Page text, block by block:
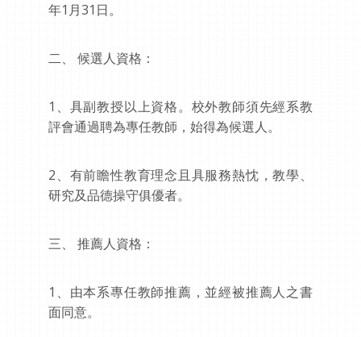
年1月31日。
二、 候選人資格：
1、具副教授以上資格。校外教師須先經系教
評會通過聘為專任教師，始得為候選人。
2、有前瞻性教育理念且具服務熱忱，教學、
研究及品德操守俱優者。
三、 推薦人資格：
1、由本系專任教師推薦，並經被推薦人之書
面同意。